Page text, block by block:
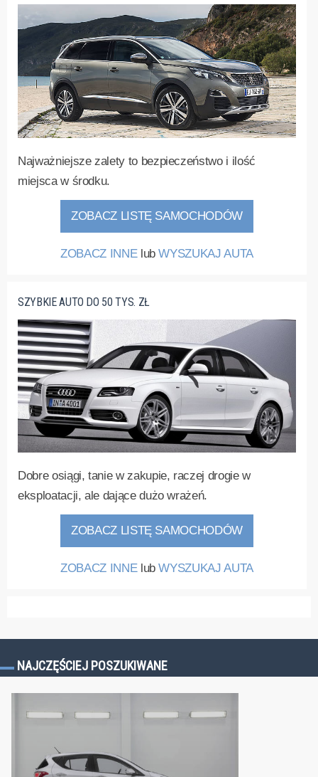
Najważniejsze zalety to bezpieczeństwo i ilość
miejsca w środku.
ZOBACZ LISTĘ SAMOCHODÓW
ZOBACZ INNElubWYSZUKAJ AUTA
SZYBKIE AUTO DO 50 TYS. ZŁ
Dobre osiągi, tanie w zakupie, raczej drogie w
eksploatacji, ale dające dużo wrażeń.
ZOBACZ LISTĘ SAMOCHODÓW
ZOBACZ INNElubWYSZUKAJ AUTA
NAJCZĘŚCIEJ POSZUKIWANE